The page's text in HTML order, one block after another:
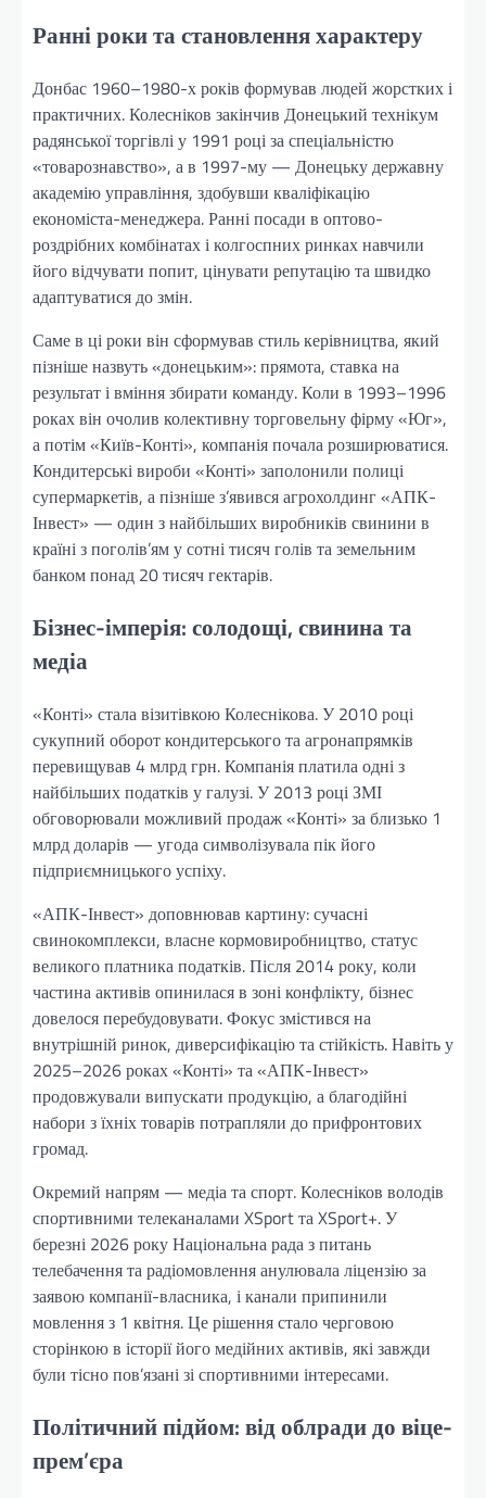
Ранні роки та становлення характеру
Донбас 1960–1980-х років формував людей жорстких і
практичних. Колесніков закінчив Донецький технікум
радянської торгівлі у 1991 році за спеціальністю
«товарознавство», а в 1997-му — Донецьку державну
академію управління, здобувши кваліфікацію
економіста-менеджера. Ранні посади в оптово-
роздрібних комбінатах і колгоспних ринках навчили
його відчувати попит, цінувати репутацію та швидко
адаптуватися до змін.
Саме в ці роки він сформував стиль керівництва, який
пізніше назвуть «донецьким»: прямота, ставка на
результат і вміння збирати команду. Коли в 1993–1996
роках він очолив колективну торговельну фірму «Юг»,
а потім «Київ-Конті», компанія почала розширюватися.
Кондитерські вироби «Конті» заполонили полиці
супермаркетів, а пізніше з’явився агрохолдинг «АПК-
Інвест» — один з найбільших виробників свинини в
країні з поголів’ям у сотні тисяч голів та земельним
банком понад 20 тисяч гектарів.
Бізнес-імперія: солодощі, свинина та
медіа
«Конті» стала візитівкою Колеснікова. У 2010 році
сукупний оборот кондитерського та агронапрямків
перевищував 4 млрд грн. Компанія платила одні з
найбільших податків у галузі. У 2013 році ЗМІ
обговорювали можливий продаж «Конті» за близько 1
млрд доларів — угода символізувала пік його
підприємницького успіху.
«АПК-Інвест» доповнював картину: сучасні
свинокомплекси, власне кормовиробництво, статус
великого платника податків. Після 2014 року, коли
частина активів опинилася в зоні конфлікту, бізнес
довелося перебудовувати. Фокус змістився на
внутрішній ринок, диверсифікацію та стійкість. Навіть у
2025–2026 роках «Конті» та «АПК-Інвест»
продовжували випускати продукцію, а благодійні
набори з їхніх товарів потрапляли до прифронтових
громад.
Окремий напрям — медіа та спорт. Колесніков володів
спортивними телеканалами XSport та XSport+. У
березні 2026 року Національна рада з питань
телебачення та радіомовлення анулювала ліцензію за
заявою компанії-власника, і канали припинили
мовлення з 1 квітня. Це рішення стало черговою
сторінкою в історії його медійних активів, які завжди
були тісно пов’язані зі спортивними інтересами.
Політичний підйом: від облради до віце-
прем’єра